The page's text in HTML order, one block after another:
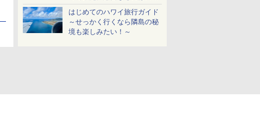
ホとマイナカードのみ
はじめてのハワイ旅行ガイド
～せっかく行くなら隣島の秘
境も楽しみたい！～